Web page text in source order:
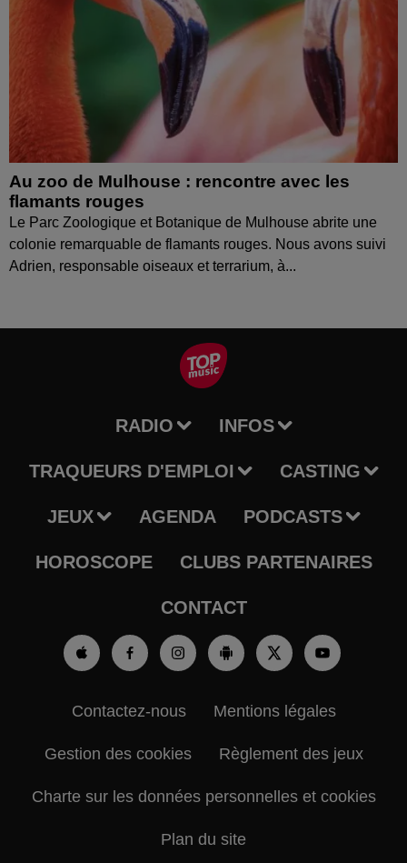
Au zoo de Mulhouse : rencontre avec les
flamants rouges
Le Parc Zoologique et Botanique de Mulhouse abrite une
colonie remarquable de flamants rouges. Nous avons suivi
Adrien, responsable oiseaux et terrarium, à...
RADIO INFOS
TRAQUEURS D'EMPLOI CASTING
JEUX AGENDA PODCASTS
HOROSCOPE CLUBS PARTENAIRES
CONTACT
Contactez-nous Mentions légales
Gestion des cookies Règlement des jeux
Charte sur les données personnelles et cookies
Plan du site